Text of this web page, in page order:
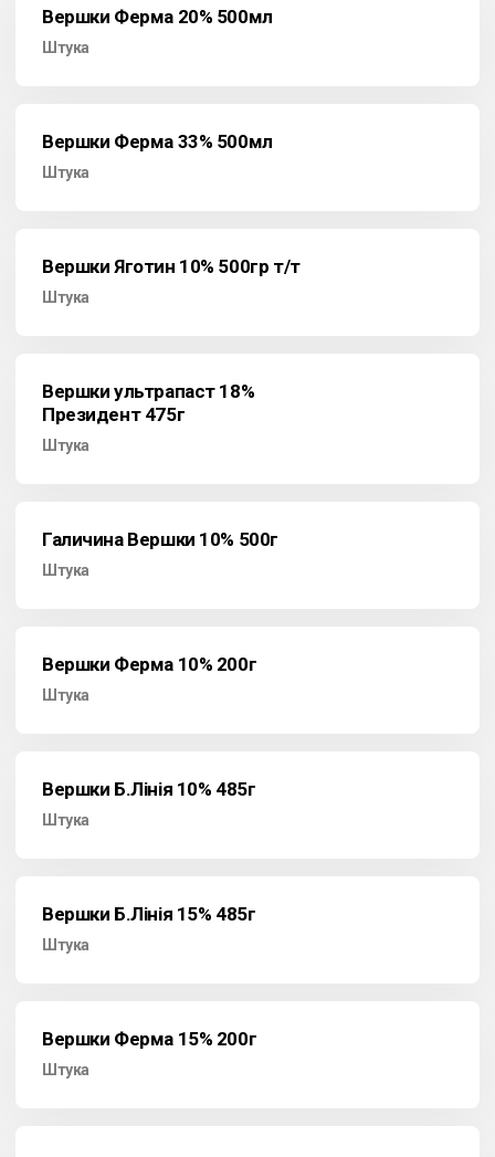
Вершки Ферма 20% 500мл
Штука
Вершки Ферма 33% 500мл
Штука
Вершки Яготин 10% 500гр т/т
Штука
Вершки ультрапаст 18%
Президент 475г
Штука
Галичина Вершки 10% 500г
Штука
Вершки Ферма 10% 200г
Штука
Вершки Б.Лінія 10% 485г
Штука
Вершки Б.Лінія 15% 485г
Штука
Вершки Ферма 15% 200г
Штука